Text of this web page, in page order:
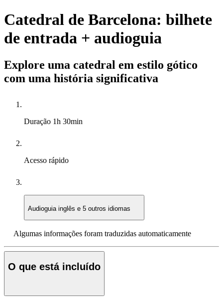
Catedral de Barcelona: bilhete
de entrada + audioguia
Explore uma catedral em estilo gótico
com uma história significativa
Duração 1h 30min
Acesso rápido
Audioguia inglês e 5 outros idiomas
Algumas informações foram traduzidas automaticamente
O que está incluído